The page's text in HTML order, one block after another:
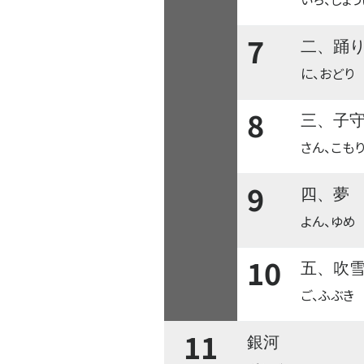
7
二、踊り
に、おどり
8
三、子
さん、こも
9
四、夢
よん、ゆめ
10
五、吹雪
ご、ふぶき
11
銀河